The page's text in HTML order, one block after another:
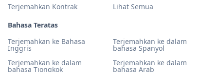
Terjemahkan Kontrak
Lihat Semua
Bahasa Teratas
Terjemahkan ke Bahasa
Inggris
Terjemahkan ke dalam
bahasa Spanyol
Terjemahkan ke dalam
bahasa Tiongkok
Terjemahkan ke dalam
bahasa Arab